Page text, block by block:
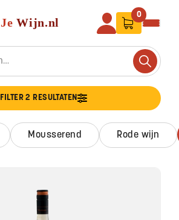
Search
0
FILTER 2 RESULTATEN
mousserend rode wijn